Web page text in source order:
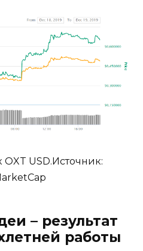
USD.Источник:
– результат
работы